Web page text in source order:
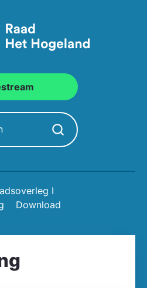
Zoekopdracht starten
I
Download